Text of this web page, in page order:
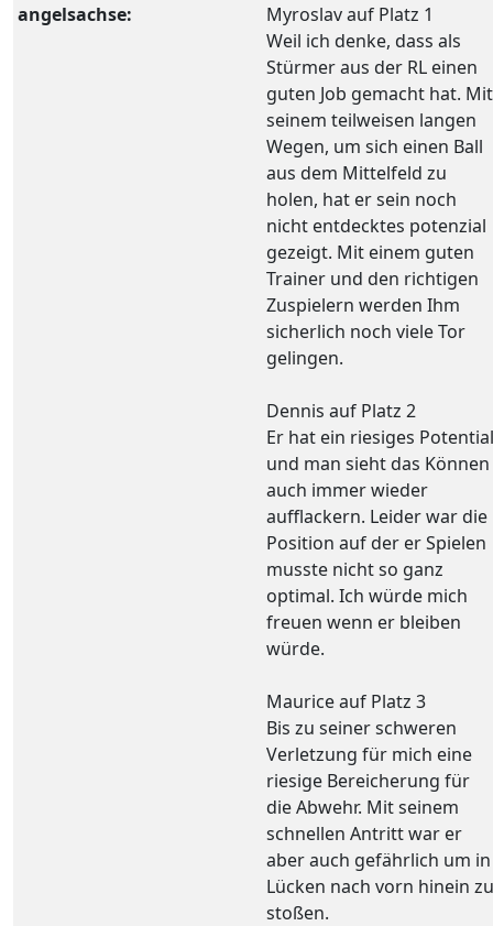
angelsachse:
Myroslav auf Platz 1
Weil ich denke, dass als
Stürmer aus der RL einen
guten Job gemacht hat. Mit
seinem teilweisen langen
Wegen, um sich einen Ball
aus dem Mittelfeld zu
holen, hat er sein noch
nicht entdecktes potenzial
gezeigt. Mit einem guten
Trainer und den richtigen
Zuspielern werden Ihm
sicherlich noch viele Tor
gelingen.
Dennis auf Platz 2
Er hat ein riesiges Potential
und man sieht das Können
auch immer wieder
aufflackern. Leider war die
Position auf der er Spielen
musste nicht so ganz
optimal. Ich würde mich
freuen wenn er bleiben
würde.
Maurice auf Platz 3
Bis zu seiner schweren
Verletzung für mich eine
riesige Bereicherung für
die Abwehr. Mit seinem
schnellen Antritt war er
aber auch gefährlich um in
Lücken nach vorn hinein zu
stoßen.